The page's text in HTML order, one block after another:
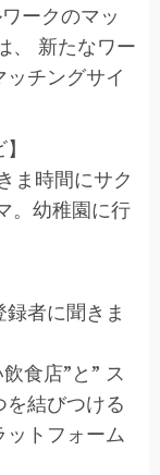
ークのマッ
、 新たなワー
チングサイ
ま時間にサク
。幼稚園に行
者に聞きま
食店”と” ス
結びつける
ットフォーム